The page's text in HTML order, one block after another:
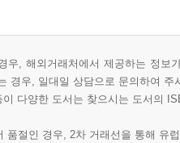
우, 해외거래처에서 제공하는 정
경우, 일대일 상담으로 문의하여 주
이 다양한 도서는 찾으시는 도서의
품절인 경우, 2차 거래선을 통해 유